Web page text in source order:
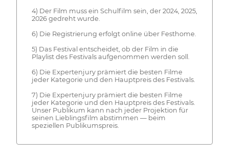
4) Der Film muss ein Schulfilm sein, der 2024, 2025,
2026 gedreht wurde.
6) Die Registrierung erfolgt online über Festhome.
5) Das Festival entscheidet, ob der Film in die
Playlist des Festivals aufgenommen werden soll.
6) Die Expertenjury prämiert die besten Filme
jeder Kategorie und den Hauptpreis des Festivals.
7) Die Expertenjury prämiert die besten Filme
jeder Kategorie und den Hauptpreis des Festivals.
Unser Publikum kann nach jeder Projektion für
seinen Lieblingsfilm abstimmen — beim
speziellen Publikumspreis.